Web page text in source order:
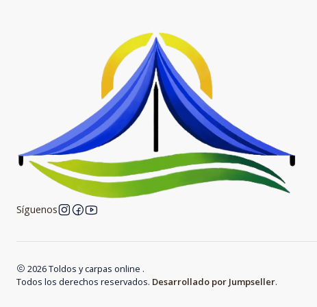
Síguenos
2026 Toldos y carpas online .
Todos los derechos reservados. Desarrollado por Jumpseller.